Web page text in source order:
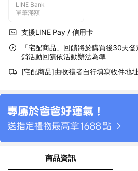
LINE Bank
單筆滿額
支援LINE Pay / 信用卡
「宅配商品」回饋將於購買後30天
銷活動回饋依活動辦法為準
[宅配商品]由收禮者自行填寫收件地
商品資訊